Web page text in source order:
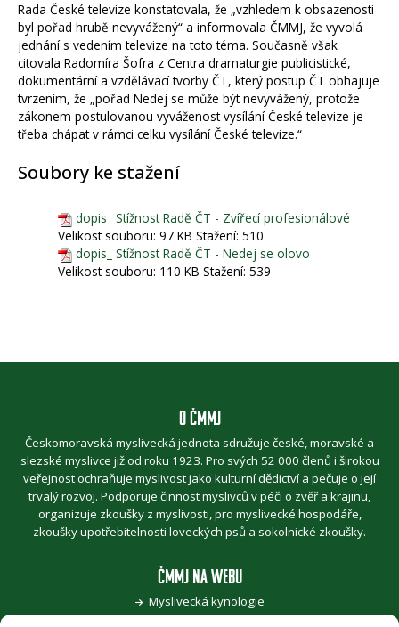
Rada České televize konstatovala, že „vzhledem k obsazenosti
byl pořad hrubě nevyvážený“ a informovala ČMMJ, že vyvolá
jednání s vedením televize na toto téma. Současně však
citovala Radomíra Šofra z Centra dramaturgie publicistické,
dokumentární a vzdělávací tvorby ČT, který postup ČT obhajuje
tvrzením, že „pořad Nedej se může být nevyvážený, protože
zákonem postulovanou vyváženost vysílání České televize je
třeba chápat v rámci celku vysílání České televize.“
Soubory ke stažení
dopis_ Stížnost Radě ČT - Zvířecí profesionálové
Velikost souboru: 97 KB Stažení: 510
dopis_ Stížnost Radě ČT - Nedej se olovo
Velikost souboru: 110 KB Stažení: 539
O ČMMJ
Českomoravská myslivecká jednota sdružuje české, moravské a
slezské myslivce již od roku 1923. Pro svých 52 000 členů i širokou
veřejnost ochraňuje myslivost jako kulturní dědictví a pečuje o její
trvalý rozvoj. Podporuje činnost myslivců v péči o zvěř a krajinu,
organizuje zkoušky z myslivosti, pro myslivecké hospodáře,
zkoušky upotřebitelnosti loveckých psů a sokolnické zkoušky.
ČMMJ NA WEBU
Myslivecká kynologie
Jak se stát myslivcem